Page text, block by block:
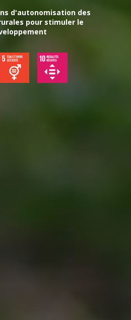
d'autonomisation des
pour stimuler le